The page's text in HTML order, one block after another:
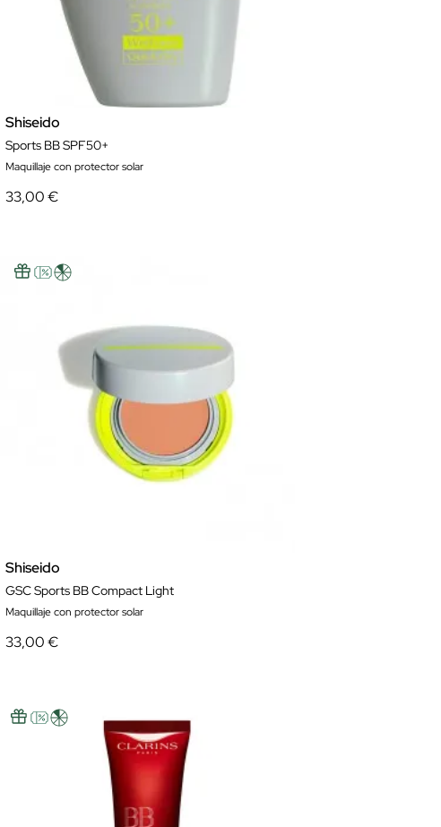
Shiseido
Sports BB SPF50+
Maquillaje con protector solar
33,00 €
Shiseido
GSC Sports BB Compact Light
Maquillaje con protector solar
33,00 €